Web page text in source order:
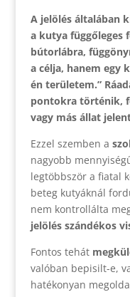
A jelölés általában
a kutya függőleges
bútorlábra,
a célja, hanem egy
én területem.”
pontokra történik,
vagy más állat
Ezzel szemben a
nagyobb
legtöbbször a fiatal
beteg kutyáknál
nem kontrollálta
jelölés szándékos
Fontos tehát
valóban bepisilt-e,
hatékonyan